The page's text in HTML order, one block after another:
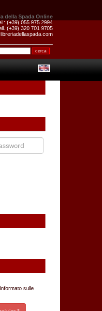
della Spada Online
(+39) 055 975 2994
(+39) 320 701 9705
sulle